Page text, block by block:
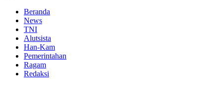
Beranda
News
TNI
Alutsista
Han-Kam
Pemerintahan
Ragam
Redaksi